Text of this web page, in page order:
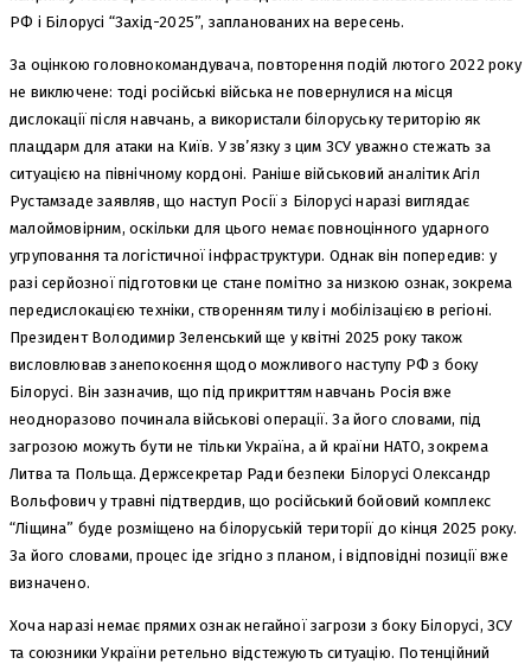
РФ і Білорусі “Захід-2025”, запланованих на вересень.
За оцінкою головнокомандувача, повторення подій лютого 2022 року
не виключене: тоді російські війська не повернулися на місця
дислокації після навчань, а використали білоруську територію як
плацдарм для атаки на Київ. У зв’язку з цим ЗСУ уважно стежать за
ситуацією на північному кордоні. Раніше військовий аналітик Агіл
Рустамзаде заявляв, що наступ Росії з Білорусі наразі виглядає
малоймовірним, оскільки для цього немає повноцінного ударного
угруповання та логістичної інфраструктури. Однак він попередив: у
разі серйозної підготовки це стане помітно за низкою ознак, зокрема
передислокацією техніки, створенням тилу і мобілізацією в регіоні.
Президент Володимир Зеленський ще у квітні 2025 року також
висловлював занепокоєння щодо можливого наступу РФ з боку
Білорусі. Він зазначив, що під прикриттям навчань Росія вже
неодноразово починала військові операції. За його словами, під
загрозою можуть бути не тільки Україна, а й країни НАТО, зокрема
Литва та Польща. Держсекретар Ради безпеки Білорусі Олександр
Вольфович у травні підтвердив, що російський бойовий комплекс
“Ліщина” буде розміщено на білоруській території до кінця 2025 року.
За його словами, процес іде згідно з планом, і відповідні позиції вже
визначено.
Хоча наразі немає прямих ознак негайної загрози з боку Білорусі, ЗСУ
та союзники України ретельно відстежують ситуацію. Потенційний